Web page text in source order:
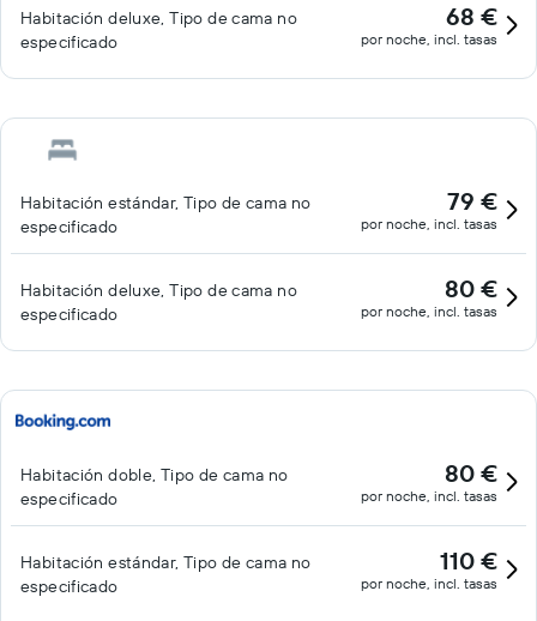
Habitación deluxe, Tipo de cama no
especificado
68 €
por noche, incl. tasas
Habitación estándar, Tipo de cama no
especificado
79 €
por noche, incl. tasas
Habitación deluxe, Tipo de cama no
especificado
80 €
por noche, incl. tasas
Habitación doble, Tipo de cama no
especificado
80 €
por noche, incl. tasas
Habitación estándar, Tipo de cama no
especificado
110 €
por noche, incl. tasas